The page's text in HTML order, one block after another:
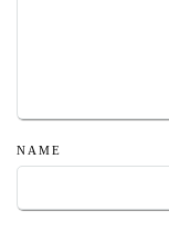
NAME